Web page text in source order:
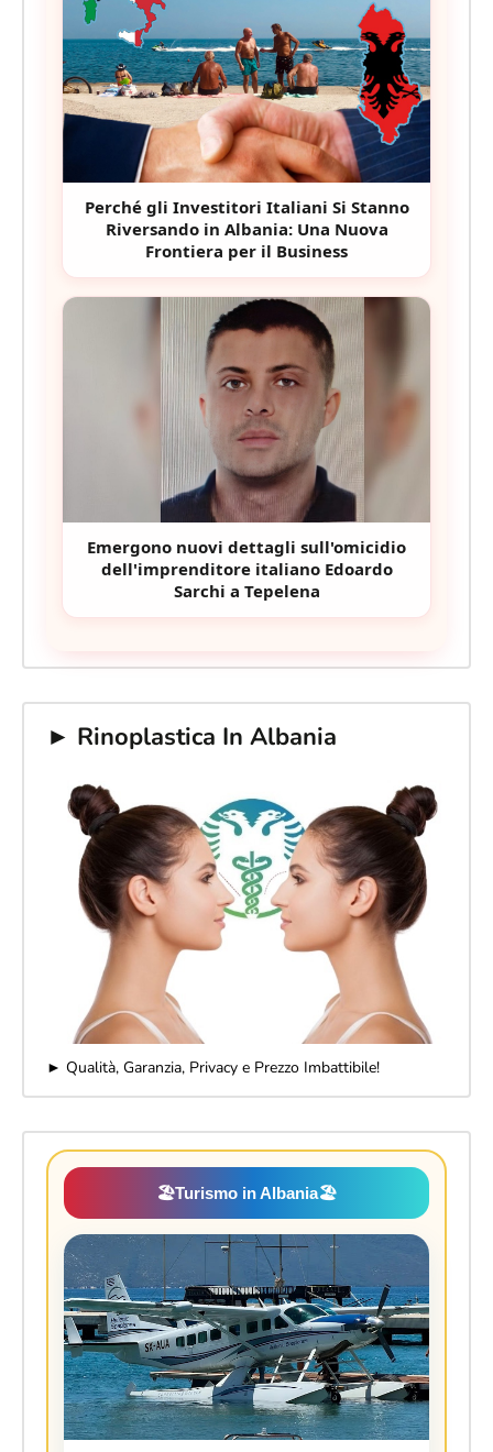
Perché gli Investitori Italiani Si Stanno
Riversando in Albania: Una Nuova
Frontiera per il Business
Emergono nuovi dettagli sull'omicidio
dell'imprenditore italiano Edoardo
Sarchi a Tepelena
► Rinoplastica In Albania
► Qualità, Garanzia, Privacy e Prezzo Imbattibile!
🏖️Turismo in Albania🏖️